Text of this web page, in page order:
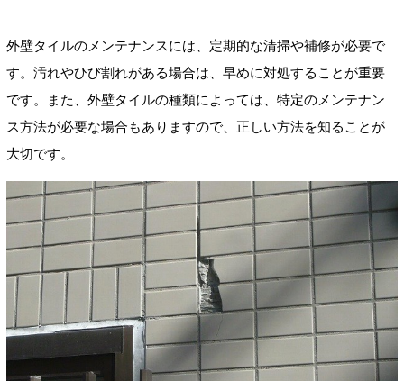
外壁タイルのメンテナンスには、定期的な清掃や補修が必要で
す。汚れやひび割れがある場合は、早めに対処することが重要
です。また、外壁タイルの種類によっては、特定のメンテナン
ス方法が必要な場合もありますので、正しい方法を知ることが
大切です。